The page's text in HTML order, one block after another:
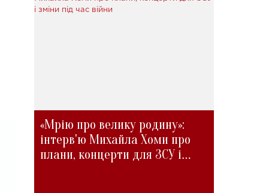
«Мрію про велику родину»:
інтерв'ю Михайла Хоми про
плани, концерти для ЗСУ і